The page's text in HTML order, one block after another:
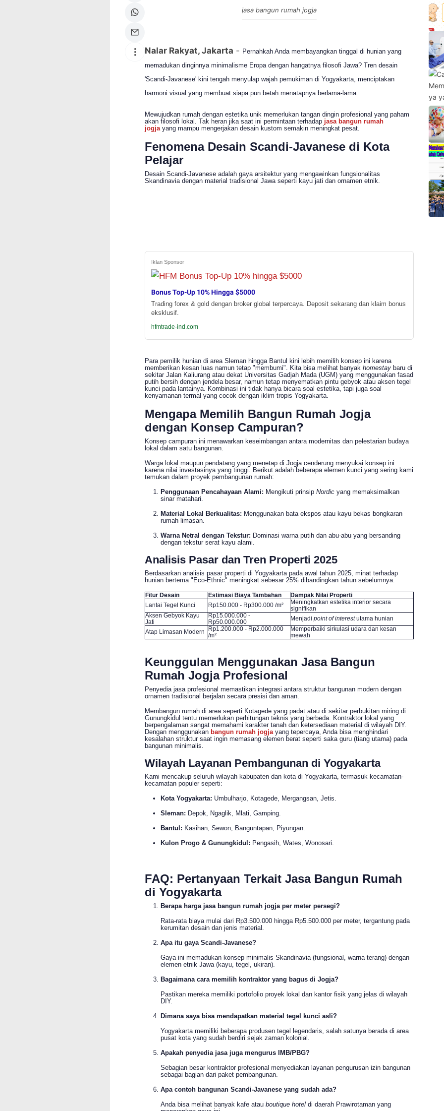
Menilik Popularitas Desain Rumah 'Scandi-
Javanese' di Sudut-Sudut Kota Jogja
Nalarrakyat.com - Media Kritis
jasa bangun rumah jogja
Nalar Rakyat, Jakarta - Pernahkah Anda membayangkan tinggal di hunian yang
memadukan dinginnya minimalisme Eropa dengan hangatnya filosofi Jawa? Tren desain
'Scandi-Javanese' kini tengah menyulap wajah pemukiman di Yogyakarta, menciptakan
harmoni visual yang membuat siapa pun betah menatapnya berlama-lama.
Mewujudkan rumah dengan estetika unik memerlukan tangan dingin profesional yang paham
akan filosofi lokal. Tak heran jika saat ini permintaan terhadap jasa bangun rumah
jogjayang mampu mengerjakan desain kustom semakin meningkat pesat.
Fenomena Desain Scandi-Javanese di Kota
Pelajar
Desain Scandi-Javanese adalah gaya arsitektur yang mengawinkan fungsionalitas
Skandinavia dengan material tradisional Jawa seperti kayu jati dan ornamen etnik.
Iklan Sponsor
Bonus Top-Up 10% Hingga $5000
Trading forex & gold dengan broker global terpercaya. Deposit sekarang dan klaim bonus
eksklusif.
hfmtrade-ind.com
Para pemilik hunian di area Sleman hingga Bantul kini lebih memilih konsep ini karena
memberikan kesan luas namun tetap "membumi". Kita bisa melihat banyak homestay baru di
sekitar Jalan Kaliurang atau dekat Universitas Gadjah Mada (UGM) yang menggunakan fasad
putih bersih dengan jendela besar, namun tetap menyematkan pintu gebyok atau aksen tegel
kunci pada lantainya. Kombinasi ini tidak hanya bicara soal estetika, tapi juga soal
kenyamanan termal yang cocok dengan iklim tropis Yogyakarta.
Mengapa Memilih Bangun Rumah Jogja
dengan Konsep Campuran?
Konsep campuran ini menawarkan keseimbangan antara modernitas dan pelestarian budaya
lokal dalam satu bangunan.
Warga lokal maupun pendatang yang menetap di Jogja cenderung menyukai konsep ini
karena nilai investasinya yang tinggi. Berikut adalah beberapa elemen kunci yang sering kami
temukan dalam proyek pembangunan rumah:
Penggunaan Pencahayaan Alami: Mengikuti prinsip Nordic yang memaksimalkan
sinar matahari.
Material Lokal Berkualitas: Menggunakan bata ekspos atau kayu bekas bongkaran
rumah limasan.
Warna Netral dengan Tekstur: Dominasi warna putih dan abu-abu yang bersanding
dengan tekstur serat kayu alami.
Analisis Pasar dan Tren Properti 2025
Berdasarkan analisis pasar properti di Yogyakarta pada awal tahun 2025, minat terhadap
hunian bertema "Eco-Ethnic" meningkat sebesar 25% dibandingkan tahun sebelumnya.
Fitur Desain Estimasi Biaya Tambahan
Dampak Nilai Properti
Lantai Tegel Kunci
Rp150.000 - Rp300.000 /m²
Meningkatkan estetika interior secara
signifikan
Aksen Gebyok Kayu
Jati
Rp15.000.000 -
Rp50.000.000
Menjadi point of interestutama hunian
Atap Limasan Modern
Rp1.200.000 - Rp2.000.000
/m²
Memperbaiki sirkulasi udara dan kesan
mewah
Keunggulan Menggunakan Jasa Bangun
Rumah Jogja Profesional
Penyedia jasa profesional memastikan integrasi antara struktur bangunan modern dengan
ornamen tradisional berjalan secara presisi dan aman.
Membangun rumah di area seperti Kotagede yang padat atau di sekitar perbukitan miring di
Gunungkidul tentu memerlukan perhitungan teknis yang berbeda. Kontraktor lokal yang
berpengalaman sangat memahami karakter tanah dan ketersediaan material di wilayah DIY.
Dengan menggunakan bangun rumah jogjayang tepercaya, Anda bisa menghindari
kesalahan struktur saat ingin memasang elemen berat seperti saka guru (tiang utama) pada
bangunan minimalis.
Wilayah Layanan Pembangunan di Yogyakarta
Kami mencakup seluruh wilayah kabupaten dan kota di Yogyakarta, termasuk kecamatan-
kecamatan populer seperti:
Kota Yogyakarta: Umbulharjo, Kotagede, Mergangsan, Jetis.
Sleman: Depok, Ngaglik, Mlati, Gamping.
Bantul: Kasihan, Sewon, Banguntapan, Piyungan.
Kulon Progo & Gunungkidul: Pengasih, Wates, Wonosari.
FAQ: Pertanyaan Terkait Jasa Bangun Rumah
di Yogyakarta
Berapa harga jasa bangun rumah jogja per meter persegi?
Rata-rata biaya mulai dari Rp3.500.000 hingga Rp5.500.000 per meter, tergantung pada
kerumitan desain dan jenis material.
Apa itu gaya Scandi-Javanese?
Gaya ini memadukan konsep minimalis Skandinavia (fungsional, warna terang) dengan
elemen etnik Jawa (kayu, tegel, ukiran).
Bagaimana cara memilih kontraktor yang bagus di Jogja?
Pastikan mereka memiliki portofolio proyek lokal dan kantor fisik yang jelas di wilayah
DIY.
Dimana saya bisa mendapatkan material tegel kunci asli?
Yogyakarta memiliki beberapa produsen tegel legendaris, salah satunya berada di area
pusat kota yang sudah berdiri sejak zaman kolonial.
Apakah penyedia jasa juga mengurus IMB/PBG?
Sebagian besar kontraktor profesional menyediakan layanan pengurusan izin bangunan
sebagai bagian dari paket pembangunan.
Apa contoh bangunan Scandi-Javanese yang sudah ada?
Anda bisa melihat banyak kafe atau boutique hotel di daerah Prawirotaman yang
Menilik Popularitas Desain Rumah 'Scandi-
Javanese' di Sudut-Sudut Kota Jogja
Nalarrakyat.com - Media Kritis